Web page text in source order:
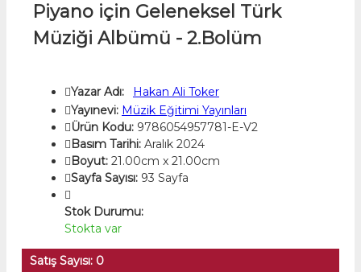
Piyano için Geleneksel Türk
Müziği Albümü - 2.Bolüm
Yazar Adı:
Hakan Ali Toker
Yayınevi: Müzik Eğitimi Yayınları
Ürün Kodu: 9786054957781-E-V2
Basım Tarihi: Aralık 2024
Boyut: 21.00cm x 21.00cm
Sayfa Sayısı: 93 Sayfa
Stok Durumu:
Stokta var
Satış Sayısı: 0